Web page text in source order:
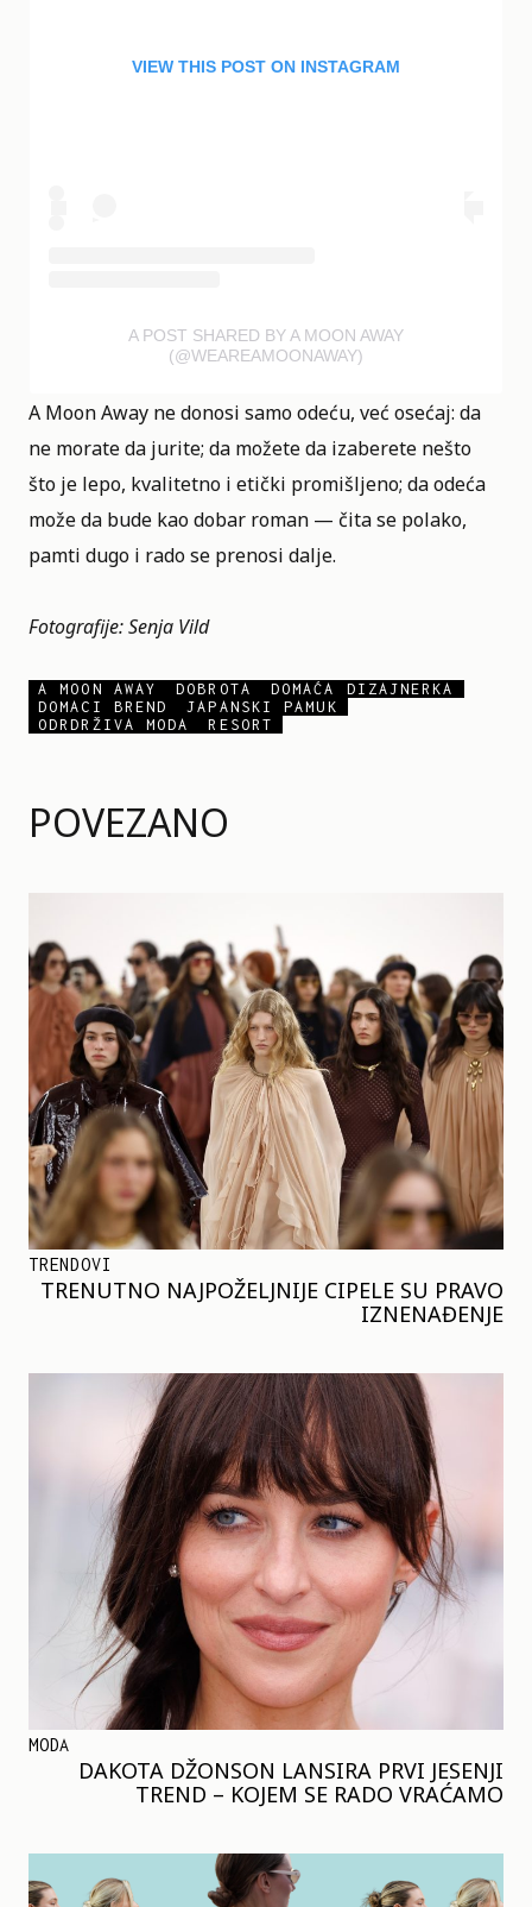
POVEZANO
TRENDOVI
TRENUTNO NAJPOŽELJNIJE CIPELE SU PRAVO
IZNENAĐENJE
MODA
DAKOTA DŽONSON LANSIRA PRVI JESENJI
TREND – KOJEM SE RADO VRAĆAMO
VIEW THIS POST ON INSTAGRAM
A POST SHARED BY A MOON AWAY
(@WEAREAMOONAWAY)
A Moon Away ne donosi samo odeću, već osećaj: da
ne morate da jurite; da možete da izaberete nešto
što je lepo, kvalitetno i etički promišljeno; da odeća
može da bude kao dobar roman — čita se polako,
pamti dugo i rado se prenosi dalje.
Fotografije: Senja Vild
A MOON AWAY DOBROTA
DOMAĆA DIZAJNERKA
DOMACI BREND
JAPANSKI PAMUK
ODRDRŽIVA MODA
RESORT